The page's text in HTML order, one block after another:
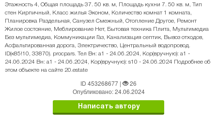
Этажность 4, Общая площадь 37. 50 кв. м, Площадь кухни 7. 50 кв. м, Тип
стен Кирпичный, Класс жилья Эконом, Количество комнат 1 комната,
Планировка Раздельная, Санузел Смежный, Отопление Другое, Ремонт
Жилое состояние, Меблирование Нет, Бытовая техника Плита, Мультимедиа
Без мультимедиа, Коммуникации Газ, Канализация септик, Вывоз отходов,
Асфальтированная дорога, Электричество, Центральный водопровод.
ID(к85!10, 33870). procpars. Тел Вн: a1 - 24.06.2024, Кор(вручную): a1 -
24.06.2024 Вн: a1 - 24.06.2024, Кор(вручную): s10 - 24.06.2024 Подробнее об
этом объекте на сайте 20.estate
ID 453268677 |
26
Опубликовано: 24.06.2024
Написать автору